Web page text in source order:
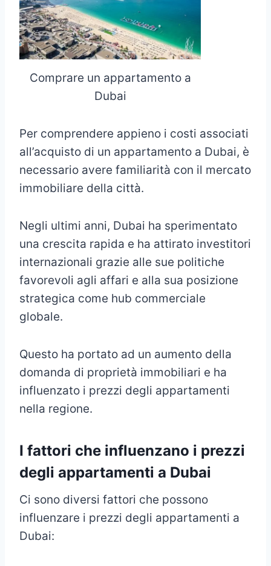
Comprare un appartamento a
Dubai
Per comprendere appieno i costi associati
all’acquisto di un appartamento a Dubai, è
necessario avere familiarità con il mercato
immobiliare della città.
Negli ultimi anni, Dubai ha sperimentato
una crescita rapida e ha attirato investitori
internazionali grazie alle sue politiche
favorevoli agli affari e alla sua posizione
strategica come hub commerciale
globale.
Questo ha portato ad un aumento della
domanda di proprietà immobiliari e ha
influenzato i prezzi degli appartamenti
nella regione.
I fattori che influenzano i prezzi
degli appartamenti a Dubai
Ci sono diversi fattori che possono
influenzare i prezzi degli appartamenti a
Dubai: